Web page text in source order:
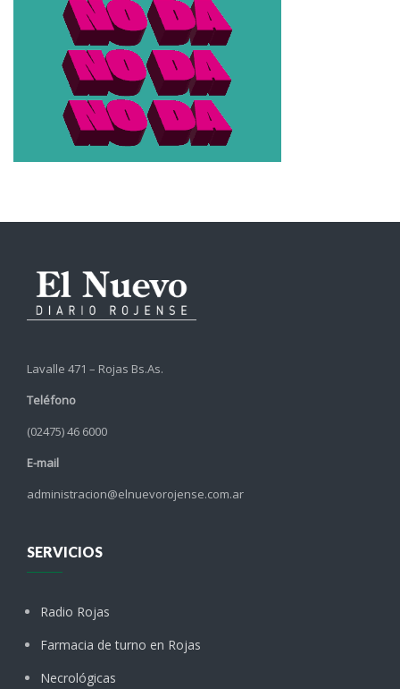
Lavalle 471 – Rojas Bs.As.
Teléfono
(02475) 46 6000
E-mail
administracion@elnuevorojense.com.ar
SERVICIOS
Radio Rojas
Farmacia de turno en Rojas
Necrológicas